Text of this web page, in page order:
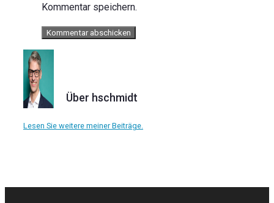
Kommentar speichern.
Über hschmidt
Lesen Sie weitere meiner Beiträge.